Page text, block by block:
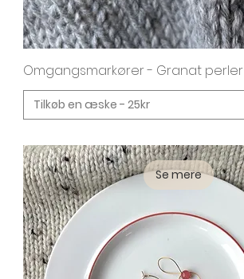
Omgangsmarkører - Granat perler
Se mere